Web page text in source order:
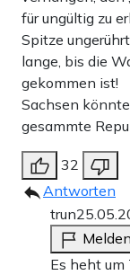
für ungültig zu
Spitze
lange, bis die
gekommen ist!
Sachsen
gesammte
32
Antworten
trun
Melden
Es heht um